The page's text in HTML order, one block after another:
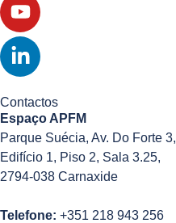
Contactos
Espaço APFM
Parque Suécia, Av. Do Forte 3,
Edifício 1, Piso 2, Sala 3.25,
2794-038 Carnaxide
Telefone: +351 218 943 256